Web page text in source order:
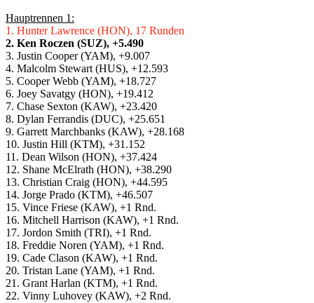
Hauptrennen 1:
1. Hunter Lawrence (HON), 17 Runden
2. Ken Roczen (SUZ), +5.490
3. Justin Cooper (YAM), +9.007
4. Malcolm Stewart (HUS), +12.593
5. Cooper Webb (YAM), +18.727
6. Joey Savatgy (HON), +19.412
7. Chase Sexton (KAW), +23.420
8. Dylan Ferrandis (DUC), +25.651
9. Garrett Marchbanks (KAW), +28.168
10. Justin Hill (KTM), +31.152
11. Dean Wilson (HON), +37.424
12. Shane McElrath (HON), +38.290
13. Christian Craig (HON), +44.595
14. Jorge Prado (KTM), +46.507
15. Vince Friese (KAW), +1 Rnd.
16. Mitchell Harrison (KAW), +1 Rnd.
17. Jordon Smith (TRI), +1 Rnd.
18. Freddie Noren (YAM), +1 Rnd.
19. Cade Clason (KAW), +1 Rnd.
20. Tristan Lane (YAM), +1 Rnd.
21. Grant Harlan (KTM), +1 Rnd.
22. Vinny Luhovey (KAW), +2 Rnd.